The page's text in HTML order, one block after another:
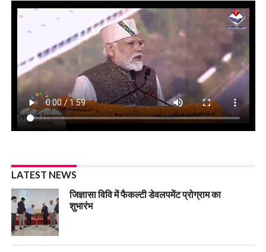
LATEST NEWS
जिज्ञासा विवि में फैकल्टी डेवलपमेंट प्रोग्राम का
शुभारंभ